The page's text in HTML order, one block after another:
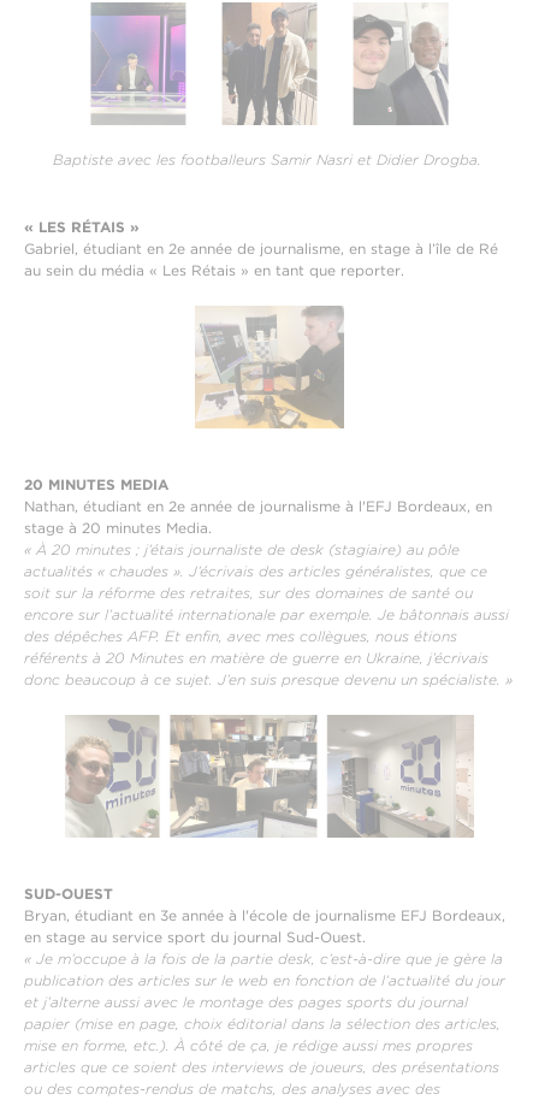
Baptiste avec les footballeurs Samir Nasri et Didier Drogba.
« LES RÉTAIS »
Gabriel, étudiant en 2e année de journalisme, en stage à l’île de Ré
au sein du média « Les Rétais » en tant que reporter.
20 MINUTES MEDIA
Nathan, étudiant en 2e année de journalisme à l'EFJ Bordeaux, en
stage à 20 minutes Media.
« À 20 minutes ; j’étais journaliste de desk (stagiaire) au pôle
actualités « chaudes ». J’écrivais des articles généralistes, que ce
soit sur la réforme des retraites, sur des domaines de santé ou
encore sur l’actualité internationale par exemple. Je bâtonnais aussi
des dépêches AFP. Et enfin, avec mes collègues, nous étions
référents à 20 Minutes en matière de guerre en Ukraine, j’écrivais
donc beaucoup à ce sujet. J’en suis presque devenu un spécialiste. »
SUD-OUEST
Bryan, étudiant en 3e année à l'école de journalisme EFJ Bordeaux,
en stage au service sport du journal Sud-Ouest.
« Je m’occupe à la fois de la partie desk, c’est-à-dire que je gère la
publication des articles sur le web en fonction de l’actualité du jour
et j’alterne aussi avec le montage des pages sports du journal
papier (mise en page, choix éditorial dans la sélection des articles,
mise en forme, etc.). À côté de ça, je rédige aussi mes propres
articles que ce soient des interviews de joueurs, des présentations
ou des comptes-rendus de matchs, des analyses avec des